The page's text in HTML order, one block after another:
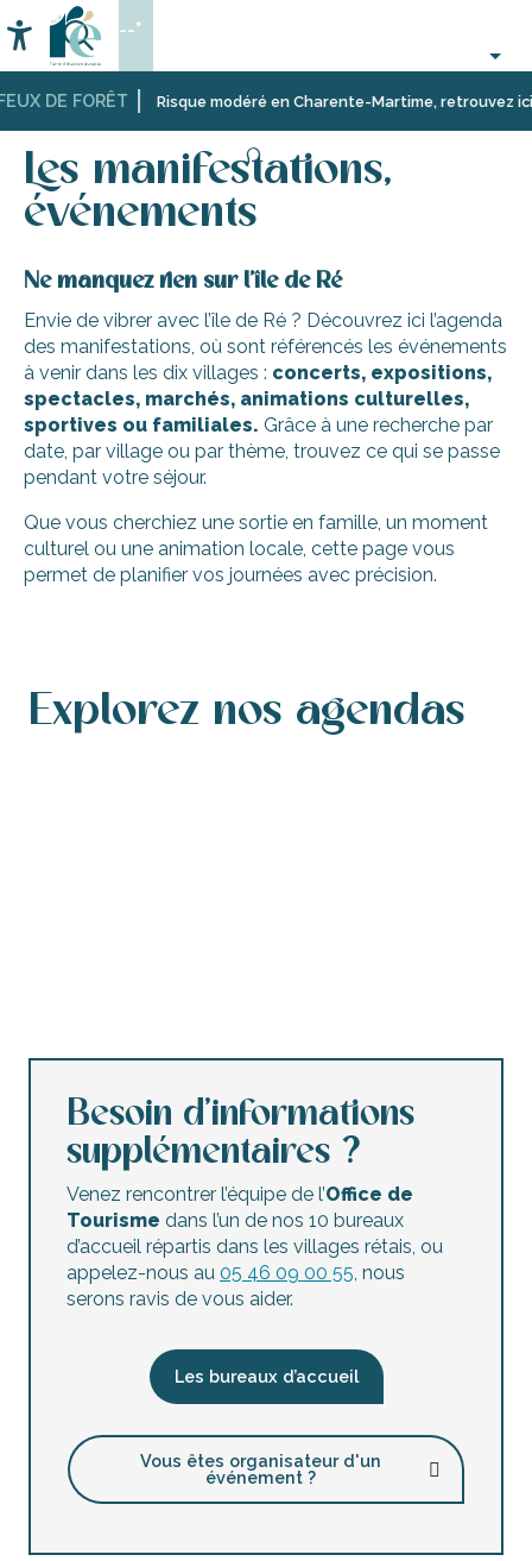
au
contenu
principalDE FORÊT Risque modéré en Charente-Martime, retrouvez ici
Accessibilité
Recherche
--°
Accueil
Activités,
cours
et
découverte
Les manifestations, événements
Les manifestations,
événements
Ne manquez rien sur l’île de Ré
Envie de vibrer avec l’île de Ré ? Découvrez ici l’agenda
des manifestations, où sont référencés les événements
à venir dans les dix villages : concerts, expositions,
spectacles, marchés, animations culturelles,
sportives ou familiales. Grâce à une recherche par
date, par village ou par thème, trouvez ce qui se passe
pendant votre séjour.
Que vous cherchiez une sortie en famille, un moment
culturel ou une animation locale, cette page vous
permet de planifier vos journées avec précision.
Explorez nos agendas
Besoin d’informations
supplémentaires ?
Venez rencontrer l’équipe de l’Office de
Tourisme dans l’un de nos 10 bureaux
d’accueil répartis dans les villages rétais, ou
appelez-nous au 05 46 09 00 55, nous
serons ravis de vous aider.
Les bureaux d’accueil
Vous êtes organisateur d'un
événement ?